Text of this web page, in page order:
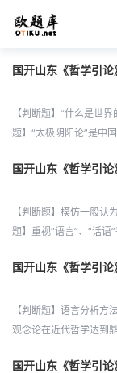
国开山东《哲学引
【判断题】“什么是世
题】“太极阴阳论”是中
国开山东《哲学引
【判断题】模仿一般
题】重视“语言”、“话语
国开山东《哲学引
【判断题】语言分析方
观念论在近代哲学达到
国开山东《哲学引